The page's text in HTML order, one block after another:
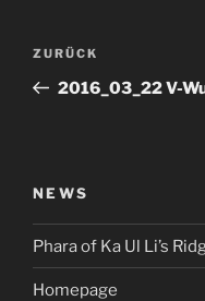
Vorheriger
Beitrag
ZURÜCK
2016_03_22 V-
NEWS
Phara of Ka Ul Li’s
Homepage